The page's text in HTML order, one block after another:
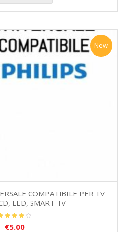
New
COMPATIBILE PER TV
LED, SMART TV
Valutato
€5.00